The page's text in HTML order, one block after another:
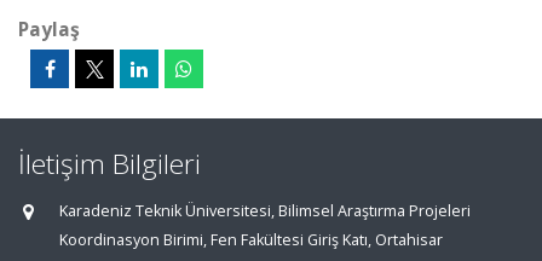
Paylaş
İletişim Bilgileri
Karadeniz Teknik Üniversitesi, Bilimsel Araştırma Projeleri
Koordinasyon Birimi, Fen Fakültesi Giriş Katı, Ortahisar